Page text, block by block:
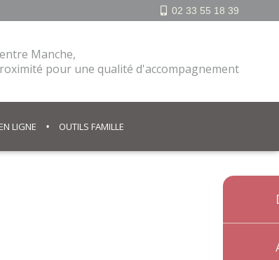
02 33 55 18 39
Manche,
pour une qualité d'accompagnement
LIGNE OUTILS FAMILLE